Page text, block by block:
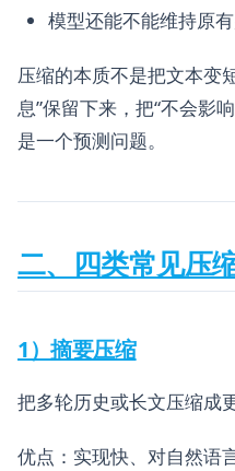
模型还能不能维持原
压缩的本质不是把文本变
息”保留下来，把“不会影
是一个预测问题。
二、四类常见压
1）摘要压缩
把多轮历史或长文压缩成
优点：实现快、对自然语